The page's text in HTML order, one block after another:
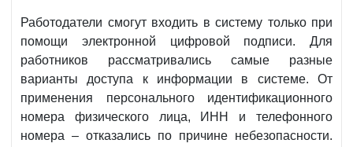
Работодатели смогут входить в систему только при
помощи электронной цифровой подписи. Для
работников рассматривались самые разные
варианты доступа к информации в системе. От
применения персонального идентификационного
номера физического лица, ИНН и телефонного
номера – отказались по причине небезопасности.